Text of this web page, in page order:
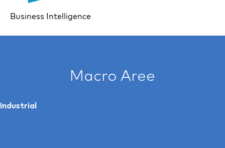
Business Intelligence
Macro Aree
Industrial